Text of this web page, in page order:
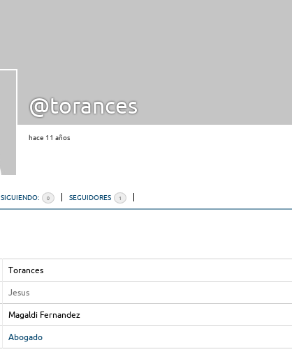
@torances
hace 11 años
SIGUIENDO: 0 SEGUIDORES 1
Torances
Jesus
Magaldi Fernandez
Abogado